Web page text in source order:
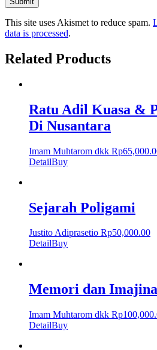
This site uses Akismet to reduce spam.
data is processed.
Related Products
Ratu Adil Kuasa &
Di Nusantara
Imam Muhtarom dkk Rp
DetailBuy
Sejarah Poligami
Justito Adiprasetio Rp50,000.00
DetailBuy
Memori dan
Imam Muhtarom dkk Rp
DetailBuy